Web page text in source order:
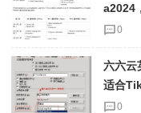
a2024
0
六六云
适合
0